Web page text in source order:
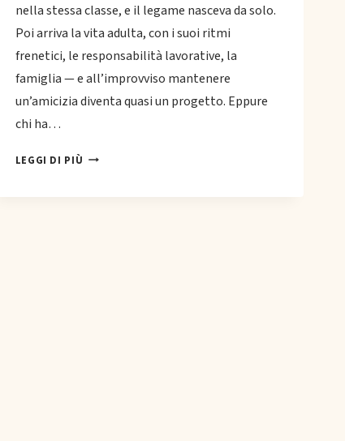
nella stessa classe, e il legame nasceva da solo.
Poi arriva la vita adulta, con i suoi ritmi
frenetici, le responsabilità lavorative, la
famiglia — e all’improvviso mantenere
un’amicizia diventa quasi un progetto. Eppure
chi ha…
LEGGI DI PIÙ L’IMPORTANZA